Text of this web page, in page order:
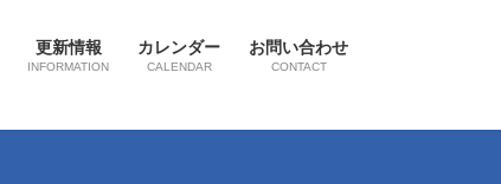
更新情報
INFORMATION
カレンダー
CALENDAR
お問い合わせ
CONTACT